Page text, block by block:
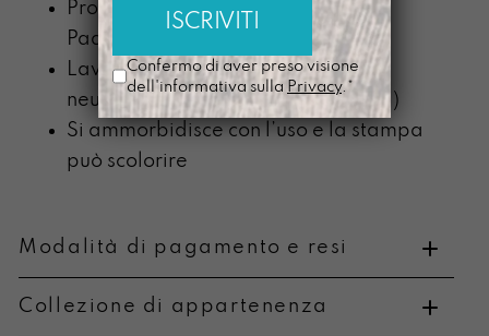
Prodotta nel nostro laboratorio di
Padova
Lavabile a mano con detergente
neutro (senza componente alcolica)
Si ammorbidisce con l’uso e la stampa
può scolorire
Modalità di pagamento e resi
Collezione di appartenenza
Confermo di aver preso visione
dell'informativa sulla Privacy.*